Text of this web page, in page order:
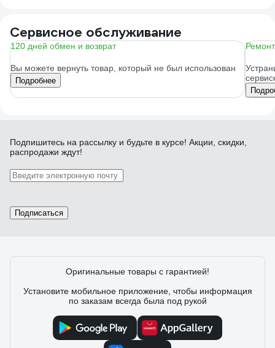
Сервисное обслуживание
120 дней обмен и возврат
Вы можете вернуть товар, который не был использован
Подробнее
Подпишитесь на рассылку и будьте в курсе! Акции, скидки,
распродажи ждут!
Подписаться
Оригинальные товары с гарантией!
Установите мобильное приложение, чтобы информация
по заказам всегда была под рукой